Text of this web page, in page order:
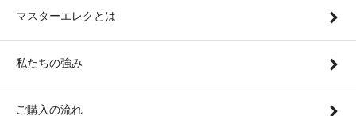
マスターエレクとは
私たちの強み
ご購入の流れ